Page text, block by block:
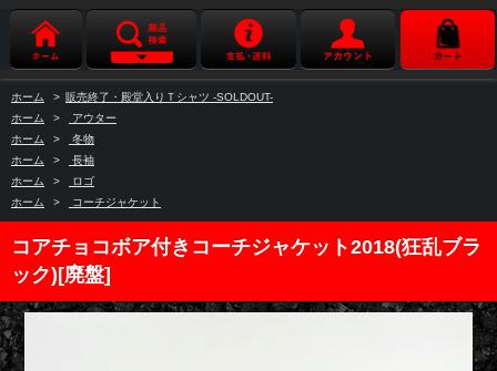
ホーム > 販売終了・殿堂入りＴシャツ -SOLDOUT-
ホーム
>
アウター
ホーム
>
冬物
ホーム
>
長袖
ホーム
>
ロゴ
ホーム
> コーチジャケット
コアチョコボア付きコーチジャケット2018(狂乱ブラ
ック)[廃盤]